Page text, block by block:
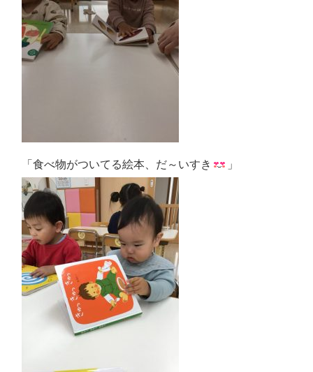
「食べ物がついてる絵本、だ～いすき 」